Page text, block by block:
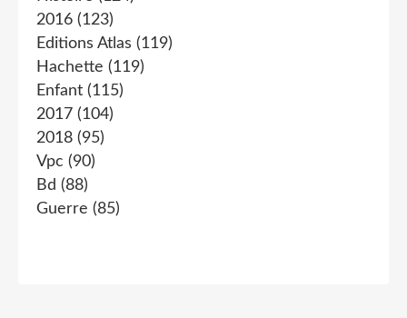
2016 (123)
Editions Atlas (119)
Hachette (119)
Enfant (115)
2017 (104)
2018 (95)
Vpc (90)
Bd (88)
Guerre (85)